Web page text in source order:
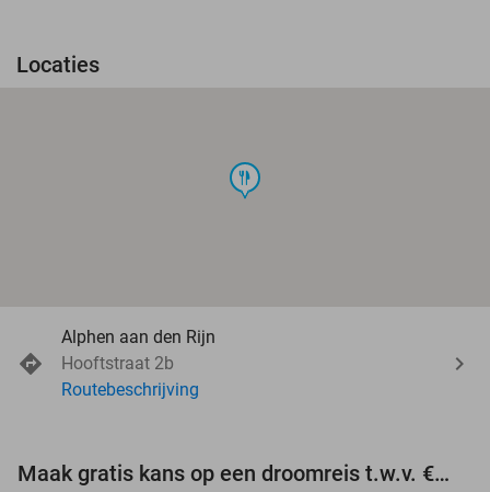
Locaties
food
Alphen aan den Rijn
Hooftstraat 2b
Routebeschrijving
Maak gratis kans op een droomreis t.w.v. €3.000!